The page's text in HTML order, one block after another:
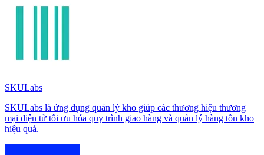
SKULabs
SKULabs là ứng dụng quản lý kho giúp các thương hiệu thương
mại điện tử tối ưu hóa quy trình giao hàng và quản lý hàng tồn kho
hiệu quả.